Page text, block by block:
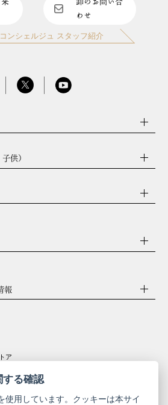
わせ
コンシェルジュ スタッフ紹介
供）
報
ア
する確認
使用しています。クッキーは本サイ